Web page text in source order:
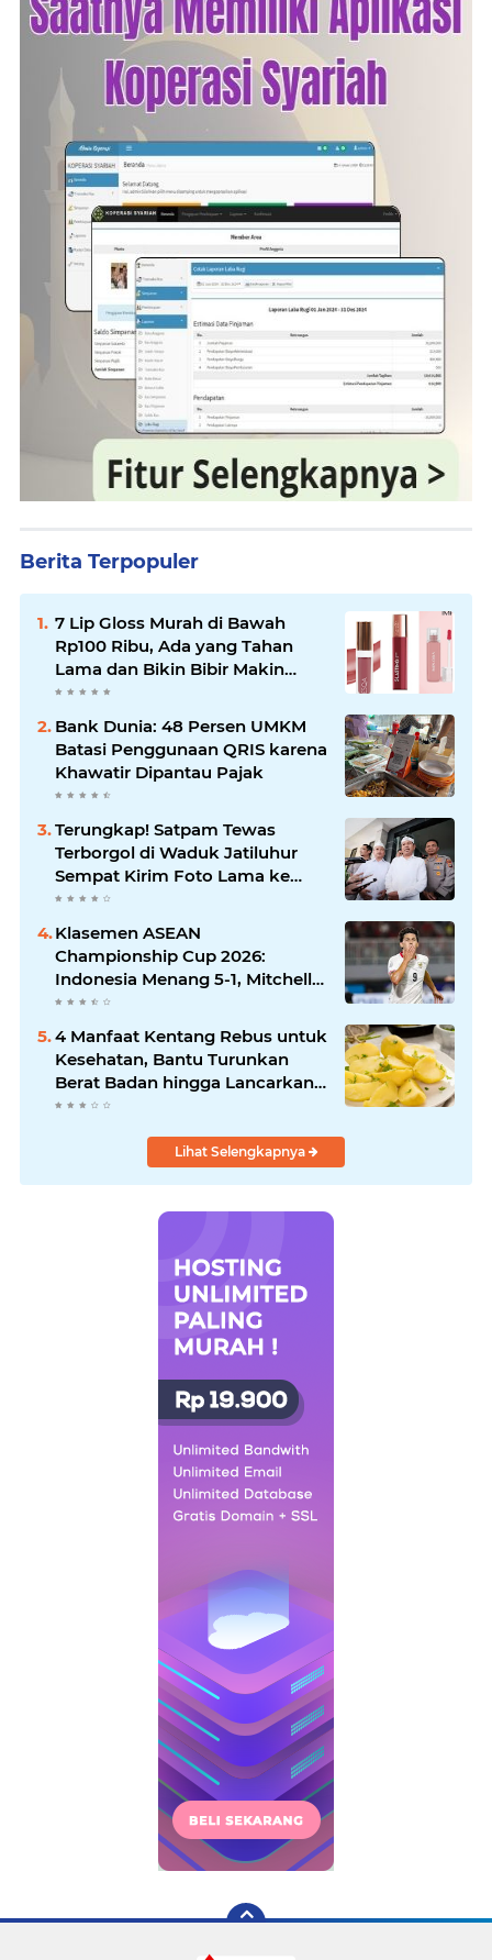
Berita Terpopuler
7 Lip Gloss Murah di Bawah
Rp100 Ribu, Ada yang Tahan
Lama dan Bikin Bibir Makin
Glossy
Bank Dunia: 48 Persen UMKM
Batasi Penggunaan QRIS karena
Khawatir Dipantau Pajak
Terungkap! Satpam Tewas
Terborgol di Waduk Jatiluhur
Sempat Kirim Foto Lama ke
Istri, Dedi Mulyadi Soroti
Kejanggalan
Klasemen ASEAN
Championship Cup 2026:
Indonesia Menang 5-1, Mitchell
Baker Hattrick dan Puncaki Top
4 Manfaat Kentang Rebus untuk
Kesehatan, Bantu Turunkan
Berat Badan hingga Lancarkan
Pencernaan
Lihat Selengkapnya